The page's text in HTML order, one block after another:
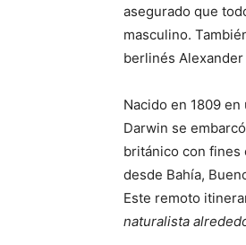
asegurado que
masculino.
berlinés
Nacido en 1809
Darwin se
británico con fines
desde Bahía,
Este remoto
naturalista